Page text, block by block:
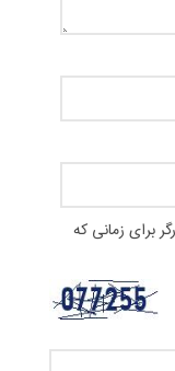
برای زمانی که